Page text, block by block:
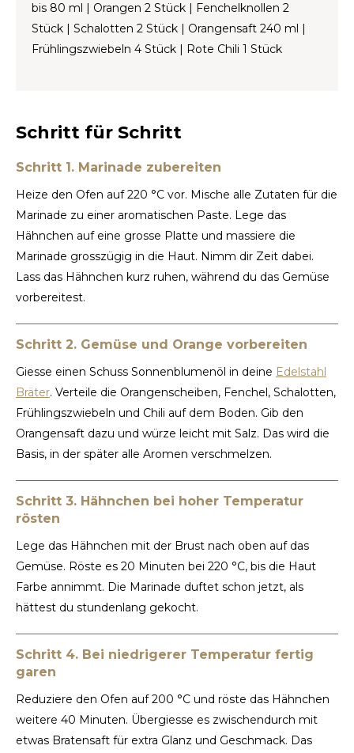
bis 80 ml | Orangen 2 Stück | Fenchelknollen 2
Stück | Schalotten 2 Stück | Orangensaft 240 ml |
Frühlingszwiebeln 4 Stück | Rote Chili 1 Stück
Schritt für Schritt
Schritt 1. Marinade zubereiten
Heize den Ofen auf 220 °C vor. Mische alle Zutaten für die
Marinade zu einer aromatischen Paste. Lege das
Hähnchen auf eine grosse Platte und massiere die
Marinade grosszügig in die Haut. Nimm dir Zeit dabei.
Lass das Hähnchen kurz ruhen, während du das Gemüse
vorbereitest.
Schritt 2. Gemüse und Orange vorbereiten
Giesse einen Schuss Sonnenblumenöl in deine Edelstahl
Bräter. Verteile die Orangenscheiben, Fenchel, Schalotten,
Frühlingszwiebeln und Chili auf dem Boden. Gib den
Orangensaft dazu und würze leicht mit Salz. Das wird die
Basis, in der später alle Aromen verschmelzen.
Schritt 3. Hähnchen bei hoher Temperatur
rösten
Lege das Hähnchen mit der Brust nach oben auf das
Gemüse. Röste es 20 Minuten bei 220 °C, bis die Haut
Farbe annimmt. Die Marinade duftet schon jetzt, als
hättest du stundenlang gekocht.
Schritt 4. Bei niedrigerer Temperatur fertig
garen
Reduziere den Ofen auf 200 °C und röste das Hähnchen
weitere 40 Minuten. Übergiesse es zwischendurch mit
etwas Bratensaft für extra Glanz und Geschmack. Das